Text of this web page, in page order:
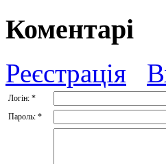
Коментарі
Реєстрація
Логін: *
Пароль: *